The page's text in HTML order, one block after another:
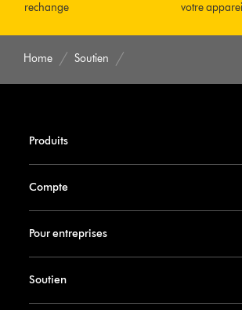
rechange
votre appareil
Home Soutien
Produits
Compte
Pour entreprises
Soutien